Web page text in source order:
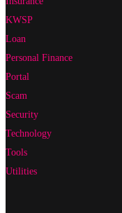
KWSP
Loan
Personal Finance
Portal
Scam
Security
Technology
Tools
Utilities